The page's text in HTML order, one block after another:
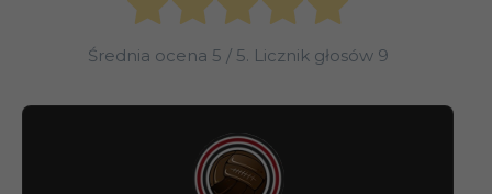
Średnia ocena 5 / 5. Licznik głosów 9